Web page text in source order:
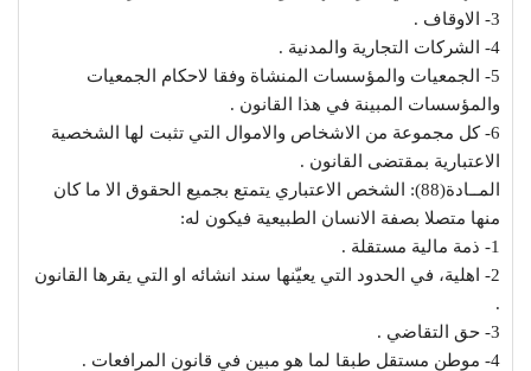
3- الاوقاف .
4- الشركات التجارية والمدنية .
5- الجمعيات والمؤسسات المنشاة وفقا لاحكام الجمعيات
والمؤسسات المبينة في هذا القانون .
6- كل مجموعة من الاشخاص والاموال التي تثبت لها الشخصية
الاعتبارية بمقتضى القانون .
المــادة(88): الشخص الاعتباري يتمتع بجميع الحقوق الا ما كان
منها متصلا بصفة الانسان الطبيعية فيكون له:
1- ذمة مالية مستقلة .
2- اهلية، في الحدود التي يعيّنها سند انشائه او التي يقرها القانون
.
3- حق التقاضي .
4- موطن مستقل طبقا لما هو مبين في قانون المرافعات .